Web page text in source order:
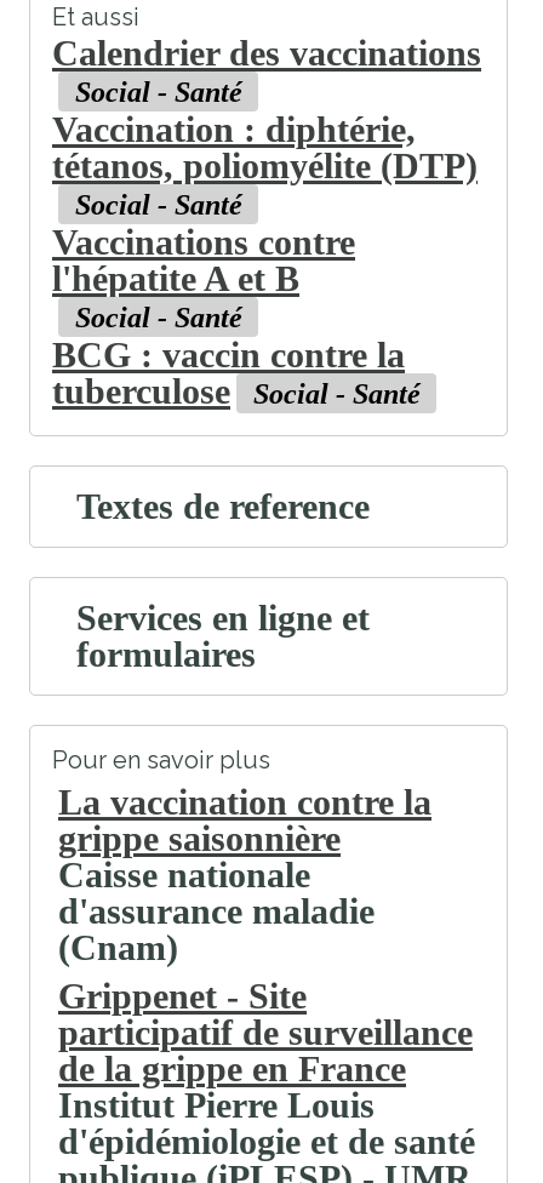
Et aussi
Calendrier des vaccinations
Social - Santé
Vaccination : diphtérie,
tétanos, poliomyélite (DTP)
Social - Santé
Vaccinations contre
l'hépatite A et B
Social - Santé
BCG : vaccin contre la
tuberculose
Social - Santé
Textes de reference
Services en ligne et
formulaires
Pour en savoir plus
La vaccination contre la
grippe saisonnière
Caisse nationale
d'assurance maladie
(Cnam)
Grippenet - Site
participatif de surveillance
de la grippe en France
Institut Pierre Louis
d'épidémiologie et de santé